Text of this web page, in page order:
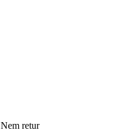
Nem retur